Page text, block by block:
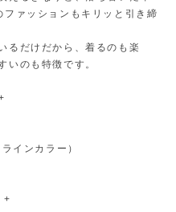
ァッションもキリッと引き締
るだけだから、着るのも楽
いのも特徴です。
インカラー）
+